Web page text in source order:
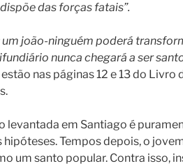
das forças fatais”.
um joão-ninguém poderá
nunca chegará a ser
nas páginas 12 e 13 do Livro
levantada em Santiago é
hipóteses. Tempos depois, o
um santo popular. Contra isso,